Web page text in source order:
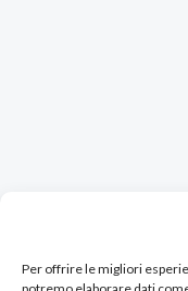
Per offrire le migliori